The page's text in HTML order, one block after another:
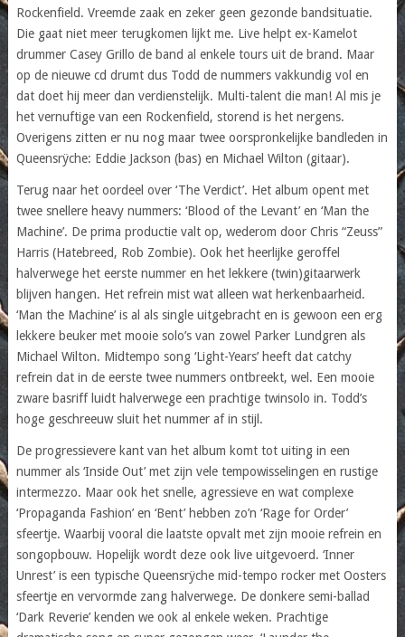
Rockenfield. Vreemde zaak en zeker geen gezonde bandsituatie.
Die gaat niet meer terugkomen lijkt me. Live helpt ex-Kamelot
drummer Casey Grillo de band al enkele tours uit de brand. Maar
op de nieuwe cd drumt dus Todd de nummers vakkundig vol en
dat doet hij meer dan verdienstelijk. Multi-talent die man! Al mis je
het vernuftige van een Rockenfield, storend is het nergens.
Overigens zitten er nu nog maar twee oorspronkelijke bandleden in
Queensrÿche: Eddie Jackson (bas) en Michael Wilton (gitaar).
Terug naar het oordeel over ‘The Verdict’. Het album opent met
twee snellere heavy nummers: ‘Blood of the Levant’ en ‘Man the
Machine’. De prima productie valt op, wederom door Chris “Zeuss”
Harris (Hatebreed, Rob Zombie). Ook het heerlijke geroffel
halverwege het eerste nummer en het lekkere (twin)gitaarwerk
blijven hangen. Het refrein mist wat alleen wat herkenbaarheid.
‘Man the Machine’ is al als single uitgebracht en is gewoon een erg
lekkere beuker met mooie solo’s van zowel Parker Lundgren als
Michael Wilton. Midtempo song ‘Light-Years’ heeft dat catchy
refrein dat in de eerste twee nummers ontbreekt, wel. Een mooie
zware basriff luidt halverwege een prachtige twinsolo in. Todd’s
hoge geschreeuw sluit het nummer af in stijl.
De progressievere kant van het album komt tot uiting in een
nummer als ‘Inside Out’ met zijn vele tempowisselingen en rustige
intermezzo. Maar ook het snelle, agressieve en wat complexe
‘Propaganda Fashion’ en ‘Bent’ hebben zo’n ‘Rage for Order’
sfeertje. Waarbij vooral die laatste opvalt met zijn mooie refrein en
songopbouw. Hopelijk wordt deze ook live uitgevoerd. ‘Inner
Unrest’ is een typische Queensrÿche mid-tempo rocker met Oosters
sfeertje en vervormde zang halverwege. De donkere semi-ballad
‘Dark Reverie’ kenden we ook al enkele weken. Prachtige